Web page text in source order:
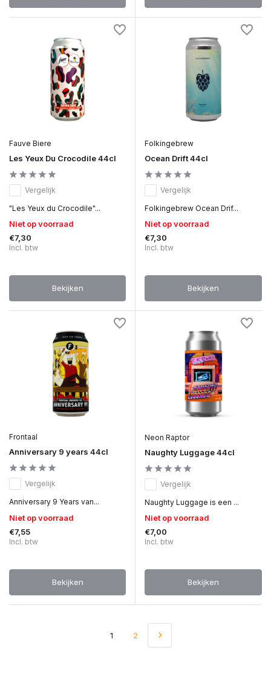
Fauve Biere
Les Yeux Du Crocodile 44cl
Vergelijk
"Les Yeux du Crocodile"...
Niet op voorraad
€7,30
Incl. btw
Bekijken
Folkingebrew
Ocean Drift 44cl
Vergelijk
Folkingebrew Ocean Drif...
Niet op voorraad
€7,30
Incl. btw
Bekijken
Frontaal
Anniversary 9 years 44cl
Vergelijk
Anniversary 9 Years van...
Niet op voorraad
€7,55
Incl. btw
Bekijken
Neon Raptor
Naughty Luggage 44cl
Vergelijk
Naughty Luggage is een ...
Niet op voorraad
€7,00
Incl. btw
Bekijken
1 2